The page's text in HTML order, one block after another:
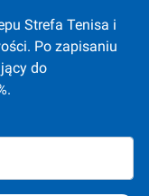
Strefa Tenisa i
Po zapisaniu
do